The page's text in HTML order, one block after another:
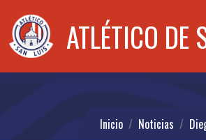
ATLÉTICO DE
Inicio Noticias